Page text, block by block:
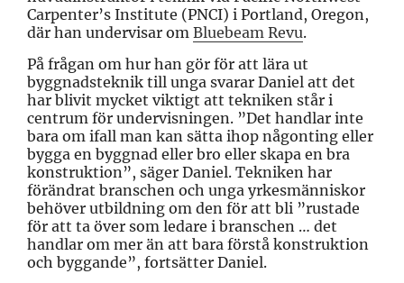
Carpenter’s Institute (PNCI) i Portland, Oregon,
där han undervisar om Bluebeam Revu.
På frågan om hur han gör för att lära ut
byggnadsteknik till unga svarar Daniel att det
har blivit mycket viktigt att tekniken står i
centrum för undervisningen. ”Det handlar inte
bara om ifall man kan sätta ihop någonting eller
bygga en byggnad eller bro eller skapa en bra
konstruktion”, säger Daniel. Tekniken har
förändrat branschen och unga yrkesmänniskor
behöver utbildning om den för att bli ”rustade
för att ta över som ledare i branschen … det
handlar om mer än att bara förstå konstruktion
och byggande”, fortsätter Daniel.